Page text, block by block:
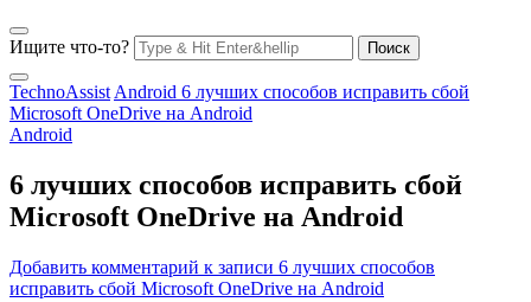
Ищите что-то?
TechnoAssist Android 6 лучших способов исправить сбой
Microsoft OneDrive на Android
Android
6 лучших способов исправить сбой
Microsoft OneDrive на Android
Добавить комментарий к записи 6 лучших способов
исправить сбой Microsoft OneDrive на Android